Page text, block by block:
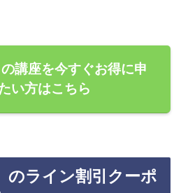
講座を今すぐお得に申
い方はこちら
のライン割引クーポ